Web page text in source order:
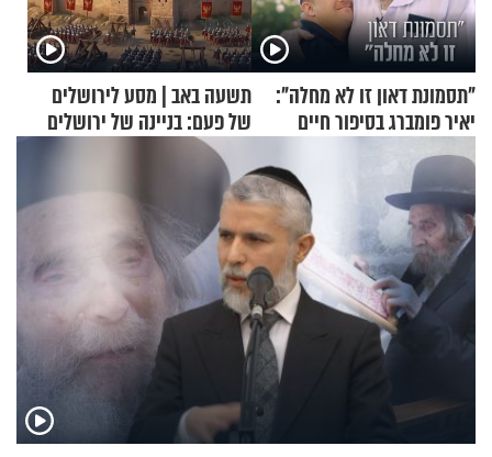
"תסמונת דאון זו לא מחלה":
יאיר פומברג בסיפור חיים
מעורר השראה
תשעה באב | מסע לירושלים
של פעם: בניינה של ירושלים